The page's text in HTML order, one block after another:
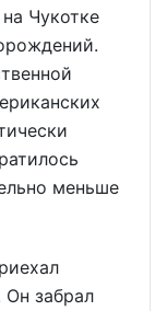
Чукотке
меньше
забрал